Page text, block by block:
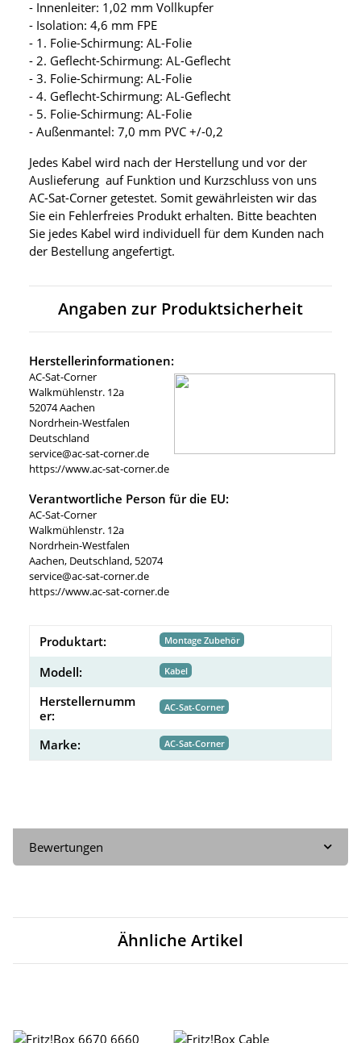
- Innenleiter: 1,02 mm Vollkupfer
- Isolation: 4,6 mm FPE
- 1. Folie-Schirmung: AL-Folie
- 2. Geflecht-Schirmung: AL-Geflecht
- 3. Folie-Schirmung: AL-Folie
- 4. Geflecht-Schirmung: AL-Geflecht
- 5. Folie-Schirmung: AL-Folie
- Außenmantel: 7,0 mm PVC +/-0,2
Jedes Kabel wird nach der Herstellung und vor der
Auslieferung auf Funktion und Kurzschluss von uns
AC-Sat-Corner getestet. Somit gewährleisten wir das
Sie ein Fehlerfreies Produkt erhalten. Bitte beachten
Sie jedes Kabel wird individuell für dem Kunden nach
der Bestellung angefertigt.
Angaben zur Produktsicherheit
Herstellerinformationen:
AC-Sat-Corner
Walkmühlenstr. 12a
52074 Aachen
Nordrhein-Westfalen
Deutschland
service@ac-sat-corner.de
https://www.ac-sat-corner.de
Verantwortliche Person für die EU:
AC-Sat-Corner
Walkmühlenstr. 12a
Nordrhein-Westfalen
Aachen, Deutschland, 52074
service@ac-sat-corner.de
https://www.ac-sat-corner.de
Produktart: Montage Zubehör
Modell: Kabel
Herstellernumm
er:
AC-Sat-Corner
Marke: AC-Sat-Corner
Bewertungen
Ähnliche Artikel